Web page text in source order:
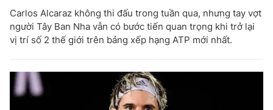
Carlos Alcaraz không thi đấu trong tuần qua, nhưng tay vợt
người Tây Ban Nha vẫn có bước tiến quan trọng khi trở lại
vị trí số 2 thế giới trên bảng xếp hạng ATP mới nhất.